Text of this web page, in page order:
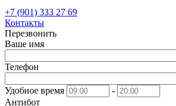
+7 (901) 333 27 69
Контакты
Перезвонить
Ваше имя
Телефон
Удобное время
-
Антибот